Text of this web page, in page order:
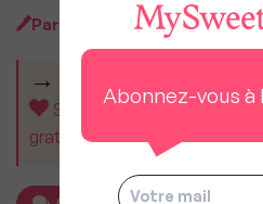
Par MySweet Newsroom
Soutenez MySweetImmo
gratuit pour tous.
Abonnez-vous